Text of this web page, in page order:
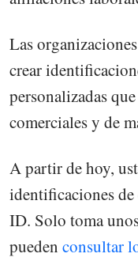
Las
crear
personalizadas
comerciales y de
A partir de hoy,
identificaciones de
ID. Solo toma
pueden consultar